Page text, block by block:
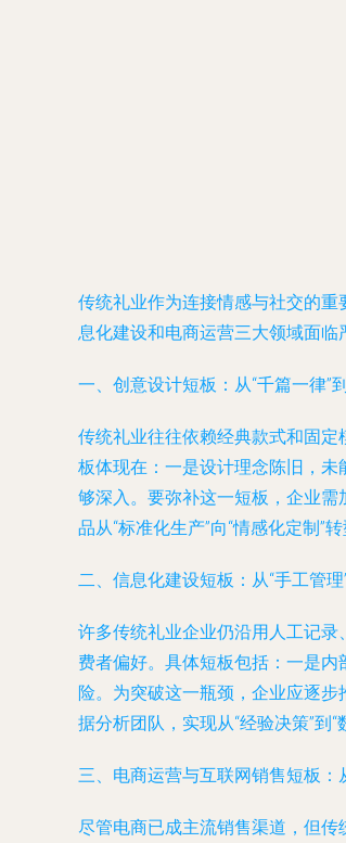
传统礼业作为连接情感与社交的
息化建设和电商运营三大领域面临
一、创意设计短板：从“千篇一律”
传统礼业往往依赖经典款式和固
板体现在：一是设计理念陈旧，
够深入。要弥补这一短板，企业
品从“标准化生产”向“情感化定制”转
二、信息化建设短板：从“手工管理
许多传统礼业企业仍沿用人工记
费者偏好。具体短板包括：一是
险。为突破这一瓶颈，企业应逐
据分析团队，实现从“经验决策”到
三、电商运营与互联网销售短板：
尽管电商已成主流销售渠道，但